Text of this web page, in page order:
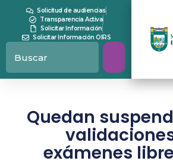
Solicitud de audiencias
Transparencia Activa
Solicitar Información
Solicitar Información OIRS
Quedan
exámenes